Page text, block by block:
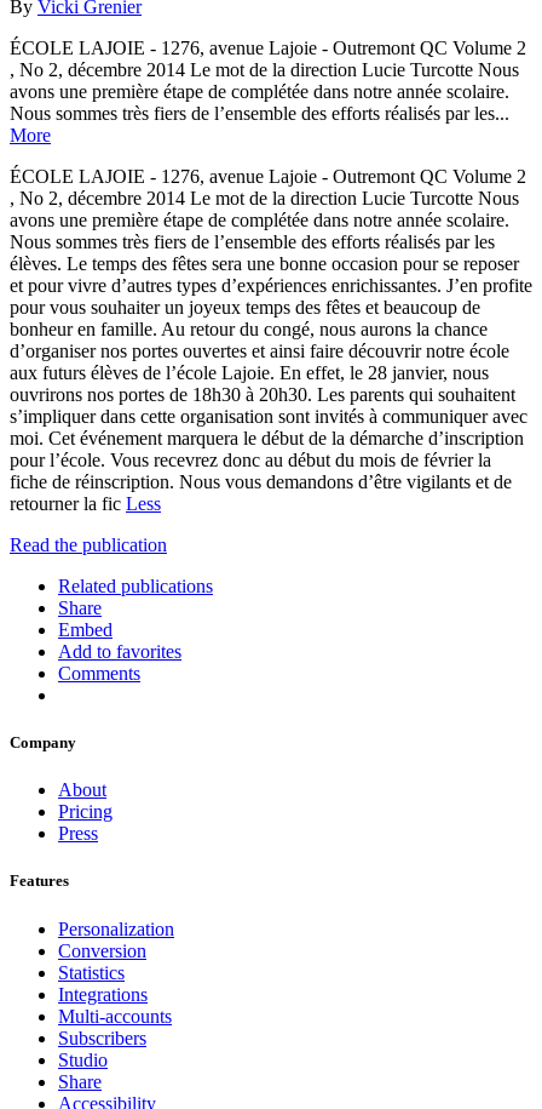
By Vicki Grenier
ÉCOLE LAJOIE - 1276, avenue Lajoie - Outremont QC Volume 2
, No 2, décembre 2014 Le mot de la direction Lucie Turcotte Nous
avons une première étape de complétée dans notre année scolaire.
Nous sommes très fiers de l’ensemble des efforts réalisés par les...
More
ÉCOLE LAJOIE - 1276, avenue Lajoie - Outremont QC Volume 2
, No 2, décembre 2014 Le mot de la direction Lucie Turcotte Nous
avons une première étape de complétée dans notre année scolaire.
Nous sommes très fiers de l’ensemble des efforts réalisés par les
élèves. Le temps des fêtes sera une bonne occasion pour se reposer
et pour vivre d’autres types d’expériences enrichissantes. J’en profite
pour vous souhaiter un joyeux temps des fêtes et beaucoup de
bonheur en famille. Au retour du congé, nous aurons la chance
d’organiser nos portes ouvertes et ainsi faire découvrir notre école
aux futurs élèves de l’école Lajoie. En effet, le 28 janvier, nous
ouvrirons nos portes de 18h30 à 20h30. Les parents qui souhaitent
s’impliquer dans cette organisation sont invités à communiquer avec
moi. Cet événement marquera le début de la démarche d’inscription
pour l’école. Vous recevrez donc au début du mois de février la
fiche de réinscription. Nous vous demandons d’être vigilants et de
retourner la fic Less
Read the publication
Related publications
Share
Embed
Add to favorites
Comments
Company
About
Pricing
Press
Features
Personalization
Conversion
Statistics
Integrations
Multi-accounts
Subscribers
Studio
Share
Accessibility